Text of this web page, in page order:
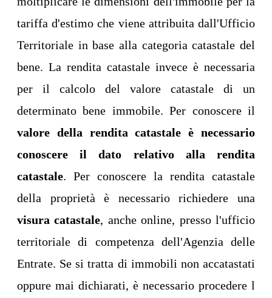
tariffa d'estimo che viene attribuita dall'Ufficio
Territoriale in base alla categoria catastale del
bene. La rendita catastale invece è necessaria
per il calcolo del valore catastale di un
determinato bene immobile. Per conoscere il
valore della rendita catastale è necessario
conoscere il dato relativo alla rendita
catastale. Per conoscere la rendita catastale
della proprietà è necessario richiedere una
visura catastale, anche online, presso l'ufficio
territoriale di competenza dell'Agenzia delle
Entrate. Se si tratta di immobili non accatastati
oppure mai dichiarati, è necessario procedere l